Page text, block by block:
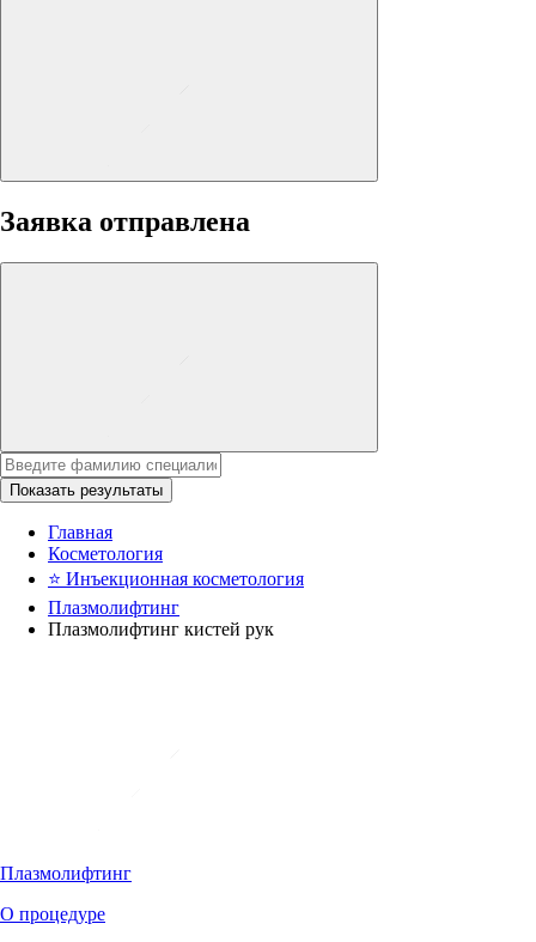
Заявка отправлена
Показать результаты
Главная
Косметология
⭐ Инъекционная косметология
Плазмолифтинг
Плазмолифтинг кистей рук
Плазмолифтинг
О процедуре